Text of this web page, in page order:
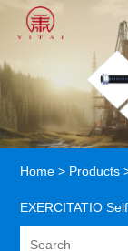
Home > Products
EXERCITATIO